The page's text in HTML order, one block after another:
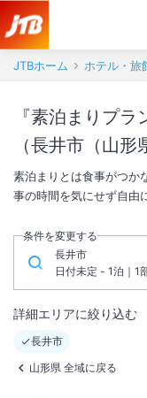
JTBホーム ホテル・旅
『素泊まりプ
（長井市（山形
素泊まりとは食事がつか
事の時間を気にせず自由
条件を変更する
長井市
日付未定 - 1泊｜1
詳細エリアに絞り込む
長井市
山形県 全域に戻る